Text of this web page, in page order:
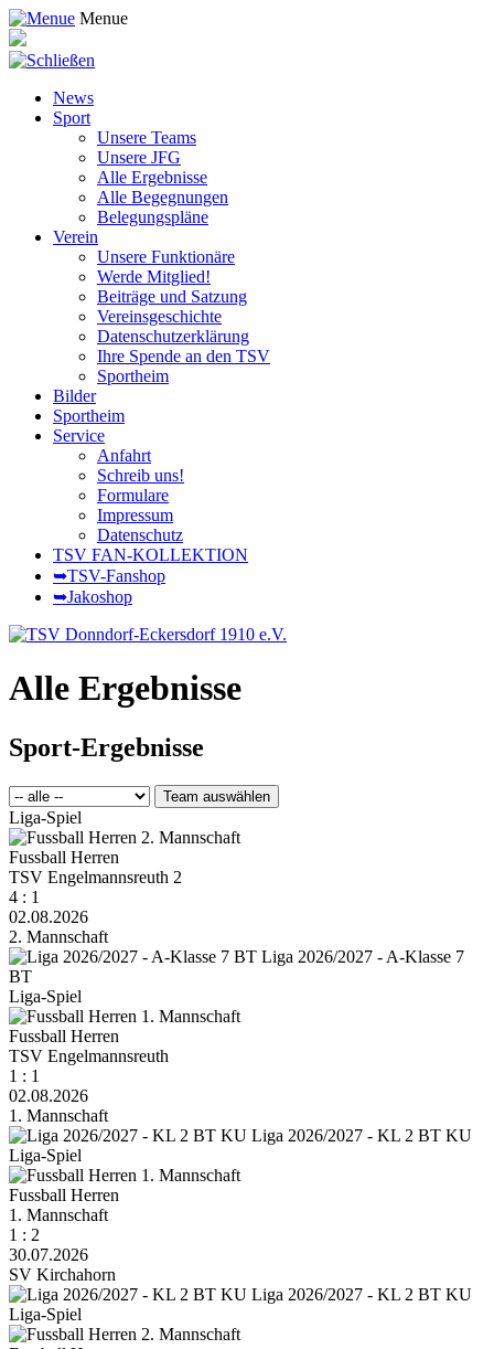
Menue
News
Sport
Unsere Teams
Unsere JFG
Alle Ergebnisse
Alle Begegnungen
Belegungspläne
Verein
Unsere Funktionäre
Werde Mitglied!
Beiträge und Satzung
Vereinsgeschichte
Datenschutzerklärung
Ihre Spende an den TSV
Sportheim
Bilder
Sportheim
Service
Anfahrt
Schreib uns!
Formulare
Impressum
Datenschutz
TSV FAN-KOLLEKTION
➥TSV-Fanshop
➥Jakoshop
Alle Ergebnisse
Sport-Ergebnisse
Liga-Spiel
Fussball Herren
TSV Engelmannsreuth 2
4 : 1
02.08.2026
2. Mannschaft
Liga 2026/2027 - A-Klasse 7
BT
Liga-Spiel
Fussball Herren
TSV Engelmannsreuth
1 : 1
02.08.2026
1. Mannschaft
Liga 2026/2027 - KL 2 BT KU
Liga-Spiel
Fussball Herren
1. Mannschaft
1 : 2
30.07.2026
SV Kirchahorn
Liga 2026/2027 - KL 2 BT KU
Liga-Spiel